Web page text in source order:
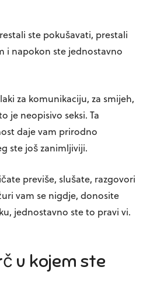
ste pokušavati, prestali
i napokon ste jednostavno
za komunikaciju, za smijeh,
je neopisivo seksi. Ta
daje vam prirodno
ste još zanimljiviji.
previše, slušate, razgovori
vam se nigdje, donosite
jednostavno ste to pravi vi.
u kojem ste